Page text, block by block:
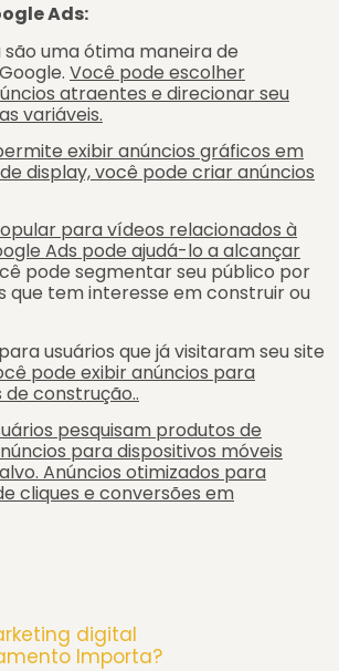
Ads:
uma ótima maneira de
Você pode escolher
atraentes e direcionar seu
variáveis.
exibir anúncios gráficos em
display, você pode criar anúncios
para vídeos relacionados à
Ads pode ajudá-lo a alcançar
pode segmentar seu público por
que tem interesse em construir ou
usuários que já visitaram seu site
pode exibir anúncios para
construção..
pesquisam produtos de
para dispositivos móveis
Anúncios otimizados para
cliques e conversões em
digital
Importa?